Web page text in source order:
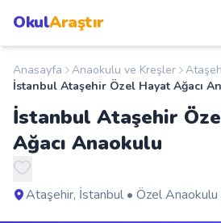
OkulAraştır
Anasayfa
Okullar
Şehirler
Anasayfa Anaokulu ve Kreşler
İstanbul Ataşehir Özel Hayat Ağacı
İstanbul Ataşehir
Ağacı Anaokulu
Ataşehir, İstanbul • Özel